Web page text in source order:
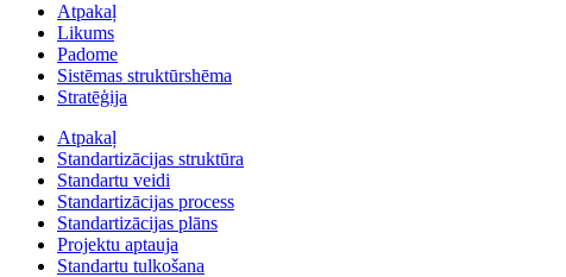
Atpakaļ
Likums
Padome
Sistēmas struktūrshēma
Stratēģija
Atpakaļ
Standartizācijas struktūra
Standartu veidi
Standartizācijas process
Standartizācijas plāns
Projektu aptauja
Standartu tulkošana